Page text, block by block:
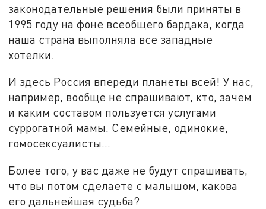
законодательные решения были приняты в
1995 году на фоне всеобщего бардака, когда
наша страна выполняла все западные
хотелки.
И здесь Россия впереди планеты всей! У нас,
например, вообще не спрашивают, кто, зачем
и каким составом пользуется услугами
суррогатной мамы. Семейные, одинокие,
гомосексуалисты...
Более того, у вас даже не будут спрашивать,
что вы потом сделаете с малышом, какова
его дальнейшая судьба?